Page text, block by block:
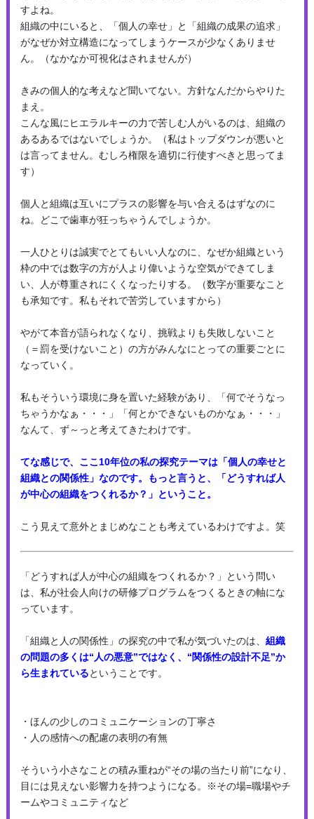
すよね。
組織の中にいると、「個人の幸せ」と「組織の成果の追求」
がなぜか対立構造になってしまうケースが少なくありませ
ん。（なかなか可視化はされませんが）
きみの個人的な考えなど聞いてない。方針なんだからやりた
まえ。
こんな風にヒエラルキーの力で苦しむ人がいるのは、組織の
あるあるではないでしょうか。（私はトップダウンが悪いと
は言ってません。むしろ権限を適切に行使すべきと思ってま
す）
個人と組織は互いにプラスの影響を与い合えるはずなのに
ね。どこで歯車が狂っちゃうんでしょうか。
一人ひとりは誠実でとてもいい人なのに、なぜか組織という
枠の中では数字の方が人より偉いような空気ができてしま
い、人が尊重されにくくなったりする。（数字が重要なこと
も承知です。私もそれで苦労していますから）
やがて本音が語られなくなり、挑戦よりも失敗しないこと
（＝罰を受けないこと）の方がみんなにとっての重要ごとに
なっていく。
私もそういう環境に身を置いた経験があり、「何でそうなっ
ちゃうかなぁ・・・」「何とかできないものかなぁ・・・」
なんて、ず～っと考えてきたわけです。
てな感じで、 ここ10年位の私の探究テーマは「個人の幸せと
組織との関係性」なのです。
もっと言うと、「どうすれば人
が中心の組織をつくれるか？」ということ。
こう見えて意外とまじめなことも考えているわけですよ。笑
「どうすれば人が中心の組織をつくれるか？」という問い
は、私が社会人向けの研修プログラムをつくるときの軸にな
っています。
「組織と人の関係性」の探究の中で私が気づいたのは、 組織
の問題の多くは“人の悪意”ではなく、“関係性の設計不足”か
ら生まれているということです。
・ほんの少しのコミュニケーションの丁寧さ
・人の感情への配慮の表明の有無
そういう小さなことの積み重ねが“その場の当たり前”になり、
目には見えない影響力を持つようになる。※その場=職場やチ
ームやコミュニティなど